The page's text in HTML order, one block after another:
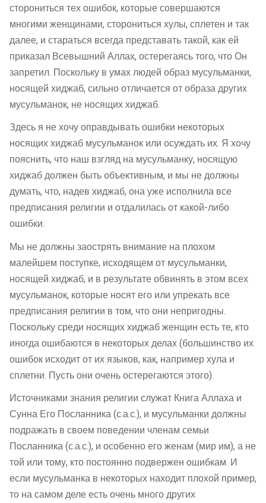
сторониться тех ошибок, которые совершаются
многими женщинами, сторониться хулы, сплетен и так
далее, и стараться всегда представать такой, как ей
приказал Всевышний Аллах, остерегаясь того, что Он
запретил. Поскольку в умах людей образ мусульманки,
носящей хиджаб, сильно отличается от образа других
мусульманок, не носящих хиджаб.
Здесь я не хочу оправдывать ошибки некоторых
носящих хиджаб мусульманок или осуждать их. Я хочу
пояснить, что наш взгляд на мусульманку, носящую
хиджаб должен быть объективным, и мы не должны
думать, что, надев хиджаб, она уже исполнила все
предписания религии и отдалилась от какой-либо
ошибки.
Мы не должны заострять внимание на плохом
малейшем поступке, исходящем от мусульманки,
носящей хиджаб, и в результате обвинять в этом всех
мусульманок, которые носят его или упрекать все
предписания религии в том, что они непригодны.
Поскольку среди носящих хиджаб женщин есть те, кто
иногда ошибаются в некоторых делах (большинство их
ошибок исходит от их языков, как, например хула и
сплетни. Пусть они очень остерегаются этого).
Источниками знания религии служат Книга Аллаха и
Сунна Его Посланника (с.а.с.), и мусульманки должны
подражать в своем поведении членам семьи
Посланника (с.а.с.), и особенно его женам (мир им), а не
той или тому, кто постоянно подвержен ошибкам. И
если мусульманка в некоторых находит плохой пример,
то на самом деле есть очень много других